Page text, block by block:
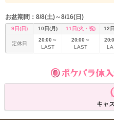
にカラオケでデュエットしたり、ダー
ニワニパニックや黒ひげ危機一発等の
よ！
お財布にも優しいお値段設定も魅力的
ン・焼酎・カクテル・梅酒・サワー
いう豊富なメニューが楽しめちゃうの
お盆期間：8/8(土)～8/16(日)
9日(日) 10日(月) 11日(火・祝) 12
定休日
20:00～
LAST
20:00～
LAST
キャ